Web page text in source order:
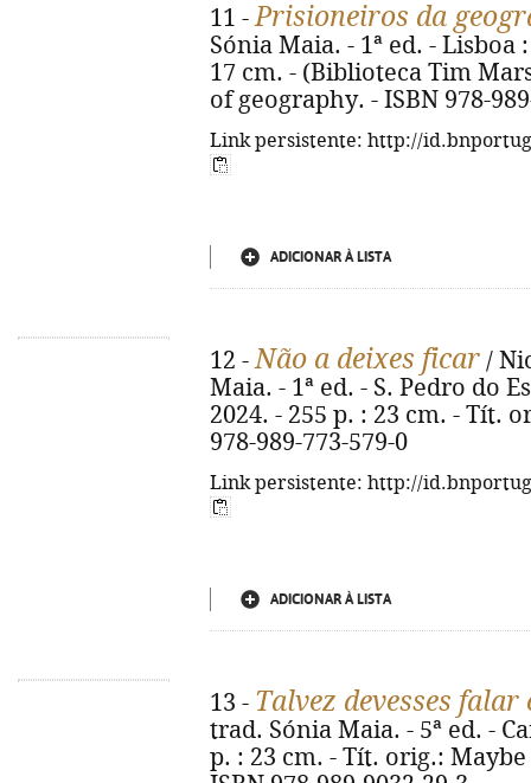
11 -Prisioneiros da
Sónia Maia. - 1ª ed. - Lisboa
17 cm. - (Biblioteca Tim
of geography. - ISBN 978-
Link persistente: http://
ADICIONAR À LISTA
12 -Não a deixes ficar /
Maia. - 1ª ed. - S. Pedro do
2024. - 255 p. : 23 cm. - Tít.
978-989-773-579-0
Link persistente: http://
ADICIONAR À LISTA
13 - Talvez devesses
trad. Sónia Maia. - 5ª ed. -
p. : 23 cm. - Tít. orig.: